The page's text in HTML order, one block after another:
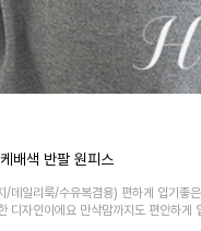
배색 반팔 원피스
/데일리룩/수유복겸용) 편하게 입기좋
디자인이에요 만삭맘까지도 편안하게